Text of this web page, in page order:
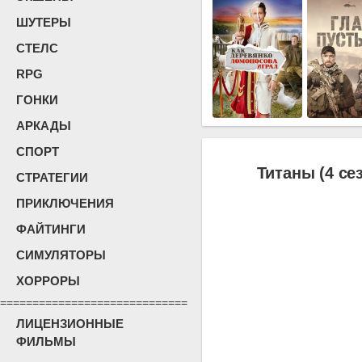
ШУТЕРЫ
СТЕЛС
RPG
ГОНКИ
АРКАДЫ
СПОРТ
СТРАТЕГИИ
ПРИКЛЮЧЕНИЯ
ФАЙТИНГИ
СИМУЛЯТОРЫ
ХОРРОРЫ
=============================
ЛИЦЕНЗИОННЫЕ
ФИЛЬМЫ
Титаны (4